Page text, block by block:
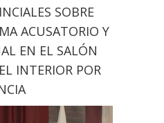
SOBRE
ACUSATORIO Y
EN EL SALÓN
INTERIOR POR